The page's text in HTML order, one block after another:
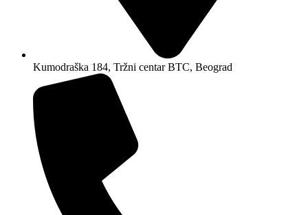
Kumodraška 184, Tržni centar BTC, Beograd